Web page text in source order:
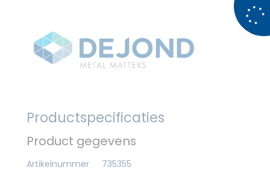
Productspecificaties
Product gegevens
Artikelnummer 735355